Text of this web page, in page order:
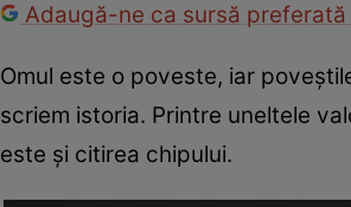
Adaugă-ne ca sursă preferată
Omul este o poveste, iar
scriem istoria. Printre uneltele
este și citirea chipului.